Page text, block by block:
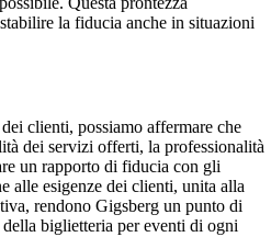
la fiducia anche in situazioni
clienti, possiamo affermare che
dei servizi offerti, la professionalità
un rapporto di fiducia con gli
alle esigenze dei clienti, unita alla
rendono Gigsberg un punto di
biglietteria per eventi di ogni